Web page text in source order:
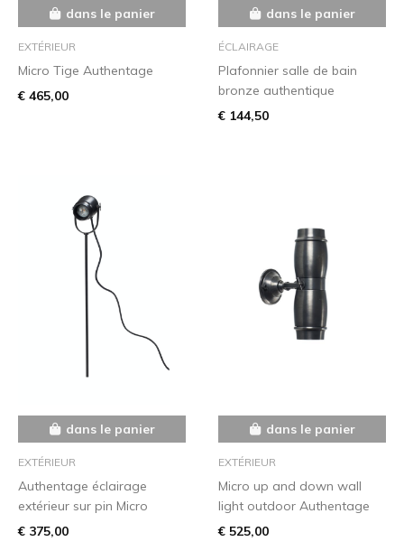
dans le panier
EXTÉRIEUR
Micro Tige Authentage
€ 465,00
dans le panier
ÉCLAIRAGE
Plafonnier salle de bain
bronze authentique
€ 144,50
dans le panier
EXTÉRIEUR
Authentage éclairage
extérieur sur pin Micro
€ 375,00
dans le panier
EXTÉRIEUR
Micro up and down wall
light outdoor Authentage
€ 525,00